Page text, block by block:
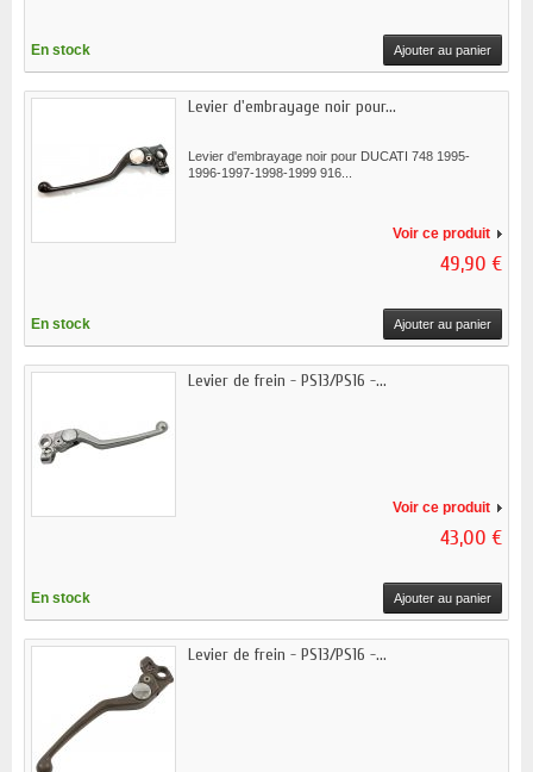
En stock Ajouter au panier
Levier d'embrayage noir pour...
Levier d'embrayage noir pour DUCATI 748 1995-
1996-1997-1998-1999 916...
Voir ce produit
49,90 €
En stock Ajouter au panier
Levier de frein - PS13/PS16 -...
Voir ce produit
43,00 €
En stock Ajouter au panier
Levier de frein - PS13/PS16 -...